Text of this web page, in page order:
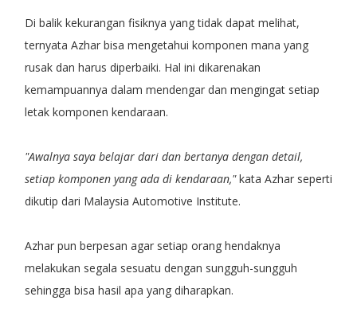
Di balik kekurangan fisiknya yang tidak dapat melihat,
ternyata Azhar bisa mengetahui komponen mana yang
rusak dan harus diperbaiki. Hal ini dikarenakan
kemampuannya dalam mendengar dan mengingat setiap
letak komponen kendaraan.
"Awalnya saya belajar dari dan bertanya dengan detail,
setiap komponen yang ada di kendaraan,"kata Azhar seperti
dikutip dari Malaysia Automotive Institute.
Azhar pun berpesan agar setiap orang hendaknya
melakukan segala sesuatu dengan sungguh-sungguh
sehingga bisa hasil apa yang diharapkan.